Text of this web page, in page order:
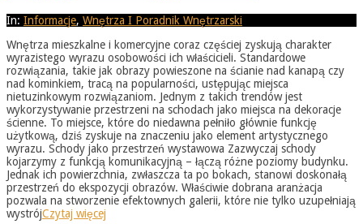
2026-
31
In: Informacje, Wnętrza I Poradnik Wnętrzarski
Wnętrza mieszkalne i komercyjne coraz częściej zyskują charakter
wyrazistego wyrazu osobowości ich właścicieli. Standardowe
rozwiązania, takie jak obrazy powieszone na ścianie nad kanapą czy
nad kominkiem, tracą na popularności, ustępując miejsca
nietuzinkowym rozwiązaniom. Jednym z takich trendów jest
wykorzystywanie przestrzeni na schodach jako miejsca na dekoracje
ścienne. To miejsce, które do niedawna pełniło głównie funkcję
użytkową, dziś zyskuje na znaczeniu jako element artystycznego
wyrazu. Schody jako przestrzeń wystawowa Zazwyczaj schody
kojarzymy z funkcją komunikacyjną – łączą różne poziomy budynku.
Jednak ich powierzchnia, zwłaszcza ta po bokach, stanowi doskonałą
przestrzeń do ekspozycji obrazów. Właściwie dobrana aranżacja
pozwala na stworzenie efektownych galerii, które nie tylko uzupełniają
wystrójCzytaj więcej